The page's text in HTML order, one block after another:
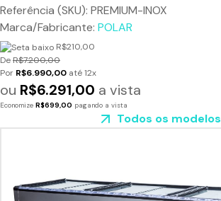
Referência (SKU): PREMIUM-INOX
Marca/Fabricante: POLAR
R$210,00
DeR$7.200,00
Por R$6.990,00 até 12x
ou R$6.291,00 a vista
Economize R$699,00 pagando a vista
Todos os modelos